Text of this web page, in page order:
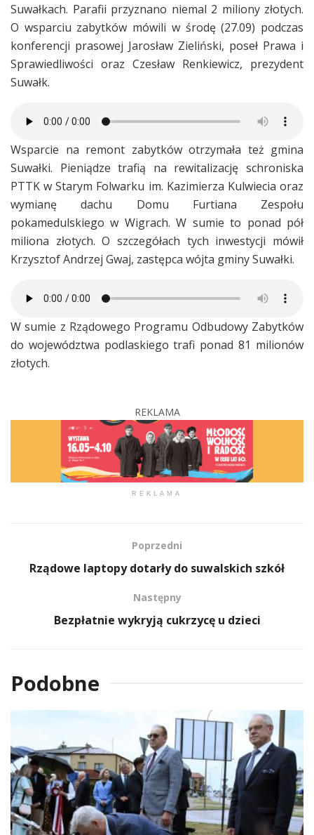
Suwałkach. Parafii przyznano niemal 2 miliony złotych.
O wsparciu zabytków mówili w środę (27.09) podczas
konferencji prasowej Jarosław Zieliński, poseł Prawa i
Sprawiedliwości oraz Czesław Renkiewicz, prezydent
Suwałk.
Wsparcie na remont zabytków otrzymała też gmina
Suwałki. Pieniądze trafią na rewitalizację schroniska
PTTK w Starym Folwarku im. Kazimierza Kulwiecia oraz
wymianę dachu Domu Furtiana Zespołu
pokamedulskiego w Wigrach. W sumie to ponad pół
miliona złotych. O szczegółach tych inwestycji mówił
Krzysztof Andrzej Gwaj, zastępca wójta gminy Suwałki.
W sumie z Rządowego Programu Odbudowy Zabytków
do województwa podlaskiego trafi ponad 81 milionów
złotych.
REKLAMA
REKLAMA
Poprzedni
Rządowe laptopy dotarły do suwalskich szkół
Następny
Bezpłatnie wykryją cukrzycę u dzieci
Podobne